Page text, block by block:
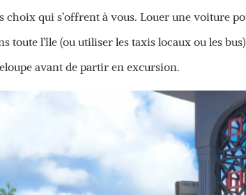
choix qui s’offrent à vous. Louer une voiture
toute l’île (ou utiliser les taxis locaux ou les
avant de partir en excursion.